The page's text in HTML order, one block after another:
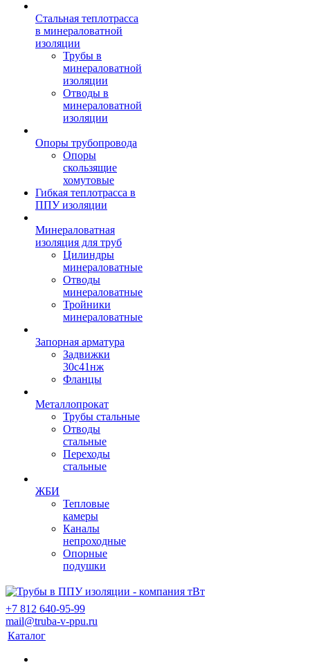
Стальная теплотрасса
в минераловатной
изоляции
Трубы в
минераловатной
изоляции
Отводы в
минераловатной
изоляции
Опоры трубопровода
Опоры
скользящие
хомутовые
Гибкая теплотрасса в
ППУ изоляции
Минераловатная
изоляция для труб
Цилиндры
минераловатные
Отводы
минераловатные
Тройники
минераловатные
Запорная арматура
Задвижки
30с41нж
Фланцы
Металлопрокат
Трубы стальные
Отводы
стальные
Переходы
стальные
ЖБИ
Тепловые
камеры
Каналы
непроходные
Опорные
подушки
+7 812 640-95-99
mail@truba-v-ppu.ru
Каталог